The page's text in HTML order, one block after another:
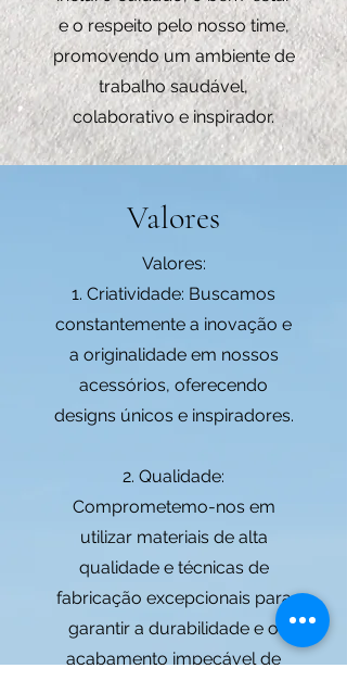
e o respeito pelo nosso time,
promovendo um ambiente de
trabalho saudável,
colaborativo e inspirador.
Valores
Valores:
1. Criatividade: Buscamos
constantemente a inovação e
a originalidade em nossos
acessórios, oferecendo
designs únicos e inspiradores.
2. Qualidade:
Comprometemo-nos em
utilizar materiais de alta
qualidade e técnicas de
fabricação excepcionais para
garantir a durabilidade e o
acabamento impecável de